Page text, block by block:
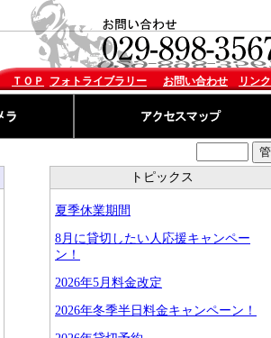
ＴＯＰ フォトライブラリー お問い合わせ リンク
トピックス
夏季休業期間
8月に貸切したい人応援キャンペー
ン！
2026年5月料金改定
2026年冬季半日料金キャンペーン！